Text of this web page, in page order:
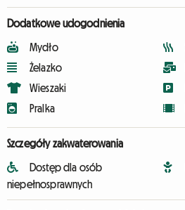
Dodatkowe udogodnienia
Mydło
Żelazko
Wieszaki
Pralka
Szczegóły zakwaterowania
Dostęp dla osób
niepełnosprawnych